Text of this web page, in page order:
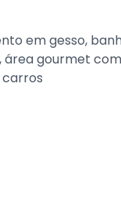
em gesso,
área gourmet